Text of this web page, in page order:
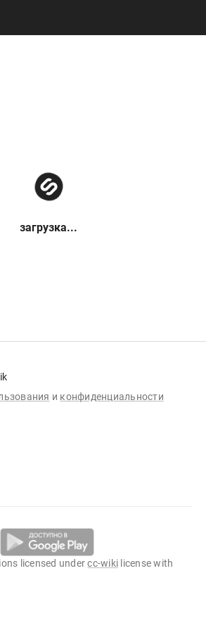
загрузка...
и конфиденциальности
licensed undercc-wiki license with